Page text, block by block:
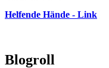
Helfende Hände - Link
Blogroll